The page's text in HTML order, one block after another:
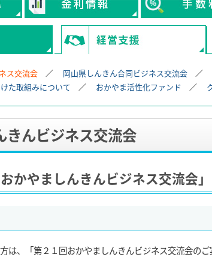
ス交流会 岡山県しんきん合同ビジネス交流会
た取組みについて
おかやま活性化ファンド
きんビジネス交流会
おかやましんきんビジネス交流会
は、「第２１回おかやましんきんビジネス交流会の